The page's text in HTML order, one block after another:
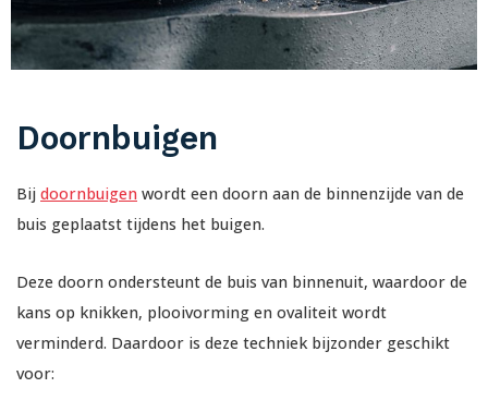
Doornbuigen
Bij doornbuigen wordt een doorn aan de binnenzijde van de
buis geplaatst tijdens het buigen.
Deze doorn ondersteunt de buis van binnenuit, waardoor de
kans op knikken, plooivorming en ovaliteit wordt
verminderd. Daardoor is deze techniek bijzonder geschikt
voor: